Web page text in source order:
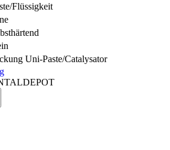
Flüssigkeit
Uni-Paste/Catalysator